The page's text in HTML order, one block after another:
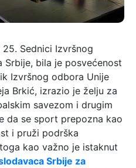
Sednici Izvršnog
bila je posvećenost
Izvršnog odbora Unije
Brkić, izrazio je želju za
savezom i drugim
da se sport prepozna kao
i pruži podrška
kao važno je istaknut
Srbije za